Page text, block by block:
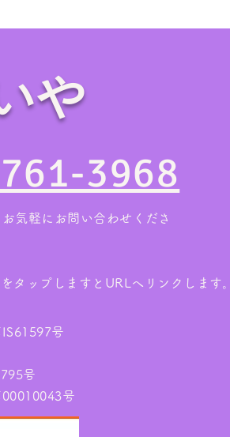
まる今がチャンス！
や
3968
気軽にお問い合わせくださ
タップしますとURLへリンクします。
号
号
号